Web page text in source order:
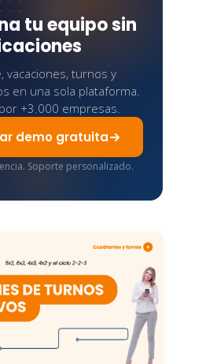
tu equipo sin
vacaciones, turnos y
en una sola plataforma.
+3.000 empresas.
demo gratuita
Soporte personalizado.